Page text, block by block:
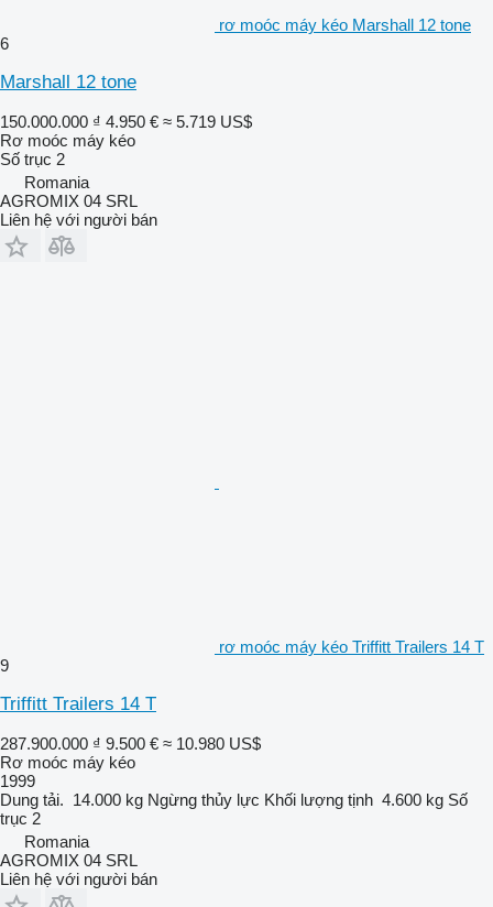
rơ moóc máy kéo Marshall 12 tone
6
Marshall 12 tone
150.000.000 ₫ 4.950 € ≈ 5.719 US$
Rơ moóc máy kéo
Số trục 2
Romania
AGROMIX 04 SRL
Liên hệ với người bán
rơ moóc máy kéo Triffitt Trailers 14 T
9
Triffitt Trailers 14 T
287.900.000 ₫ 9.500 € ≈ 10.980 US$
Rơ moóc máy kéo
1999
Dung tải. 14.000 kg Ngừng thủy lực Khối lượng tịnh 4.600 kg Số
trục 2
Romania
AGROMIX 04 SRL
Liên hệ với người bán